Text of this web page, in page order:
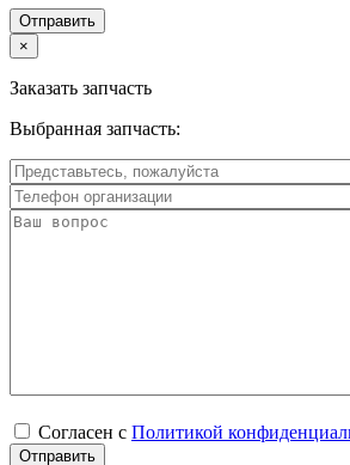
×
Заказать запчасть
Выбранная запчасть:
Согласен с Политикой